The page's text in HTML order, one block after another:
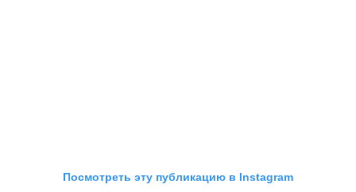
Посмотреть эту публикацию в Instagram